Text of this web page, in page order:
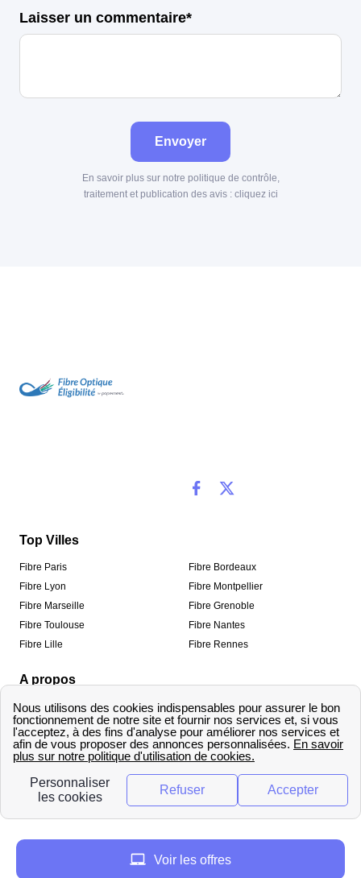
Laisser un commentaire*
Envoyer
En savoir plus sur notre politique de contrôle,
traitement et publication des avis : cliquez ici
Top Villes
Fibre Paris
Fibre Lyon
Fibre Marseille
Fibre Toulouse
Fibre Lille
Fibre Bordeaux
Fibre Montpellier
Fibre Grenoble
Fibre Nantes
Fibre Rennes
A propos
Qui sommes-nous ?
Informations de contact
Méthodologie de classement
Mentions légales
Traitement des avis
Copyright © fibre-optique-eligibilite.fr 2026 – Tous
droits réservés
Voir les offres